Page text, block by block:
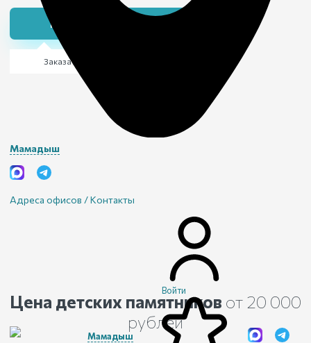
Мамадыш
Адреса офисов / Контакты
Мамадыш
Войти
Получить консультацию
Заказать детский памятник
Цена детских памятников от 20 000
рублей